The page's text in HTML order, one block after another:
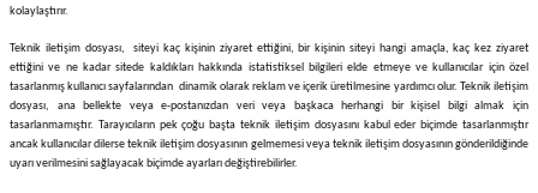
kolaylaştırır.
Teknik iletişim dosyası, siteyi kaç kişinin ziyaret ettiğini, bir kişinin siteyi hangi amaçla, kaç kez ziyaret
ettiğini ve ne kadar sitede kaldıkları hakkında istatistiksel bilgileri elde etmeye ve kullanıcılar için özel
tasarlanmış kullanıcı sayfalarından dinamik olarak reklam ve içerik üretilmesine yardımcı olur. Teknik iletişim
dosyası, ana bellekte veya e-postanızdan veri veya başkaca herhangi bir kişisel bilgi almak için
tasarlanmamıştır. Tarayıcıların pek çoğu başta teknik iletişim dosyasını kabul eder biçimde tasarlanmıştır
ancak kullanıcılar dilerse teknik iletişim dosyasının gelmemesi veya teknik iletişim dosyasının gönderildiğinde
uyarı verilmesini sağlayacak biçimde ayarları değiştirebilirler.